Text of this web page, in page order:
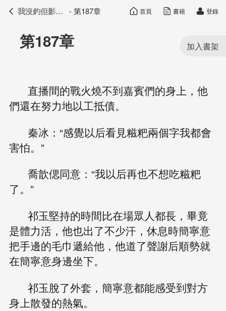
我沒釣但影帝真香了 目錄
第187章
直播間的戰火燒不到嘉賓們的身上，他
們還在努力地以工抵債。
秦冰：“感覺以后看見糍粑兩個字我都會
害怕。”
喬歆偲同意：“我以后再也不想吃糍粑
了。”
祁玉堅持的時間比在場眾人都長，畢竟
是體力活，他也出了不少汗，休息時簡寧意
把手邊的毛巾遞給他，他道了聲謝后順勢就
在簡寧意身邊坐下。
祁玉脫了外套，簡寧意都能感受到對方
身上散發的熱氣。
我沒釣但影帝真香了 - 第187章 首頁 書籍 登錄